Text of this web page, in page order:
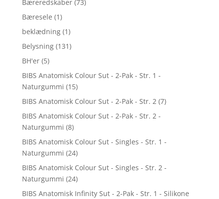
Bæreredskaber (73)
Bæresele (1)
beklædning (1)
Belysning (131)
BH'er (5)
BIBS Anatomisk Colour Sut - 2-Pak - Str. 1 -
Naturgummi (15)
BIBS Anatomisk Colour Sut - 2-Pak - Str. 2 (7)
BIBS Anatomisk Colour Sut - 2-Pak - Str. 2 -
Naturgummi (8)
BIBS Anatomisk Colour Sut - Singles - Str. 1 -
Naturgummi (24)
BIBS Anatomisk Colour Sut - Singles - Str. 2 -
Naturgummi (24)
BIBS Anatomisk Infinity Sut - 2-Pak - Str. 1 - Silikone